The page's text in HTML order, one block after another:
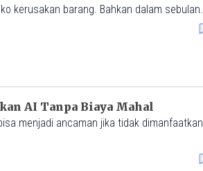
kerusakan barang. Bahkan dalam sebulan,
luar biasa untuk skala usaha mikro
AI Tanpa Biaya Mahal
menjadi ancaman jika tidak dimanfaatkan